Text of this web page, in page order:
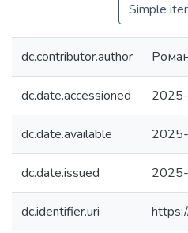
Simple
dc.contributor.author
dc.date.accessioned
dc.date.available
dc.date.issued
dc.identifier.uri